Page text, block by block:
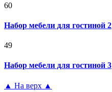
60
Набор мебели для гостиной 2
49
Набор мебели для гостиной 3
▲ На верх ▲